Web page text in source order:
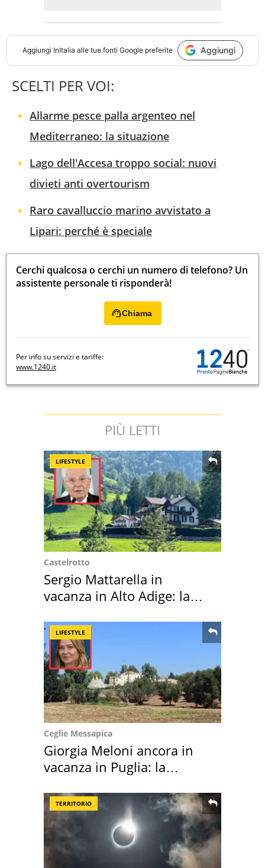
Aggiungi InItalia alle tue fonti Google preferite Aggiungi
SCELTI PER VOI:
Allarme pesce palla argenteo nel
Mediterraneo: la situazione
Lago dell'Accesa troppo social: nuovi
divieti anti overtourism
Raro cavalluccio marino avvistato a
Lipari: perché è speciale
Cerchi qualcosa o cerchi un numero di telefono? Un
assistente personale ti risponderà!
Chiama
Per info su servizi e tariffe:
www.1240.it
PIÙ LETTI
LIFESTYLE
Castelrotto
Sergio Mattarella in
vacanza in Alto Adige: la
LIFESTYLE
Ceglie Messapica
Giorgia Meloni ancora in
vacanza in Puglia: la
TERRITORIO